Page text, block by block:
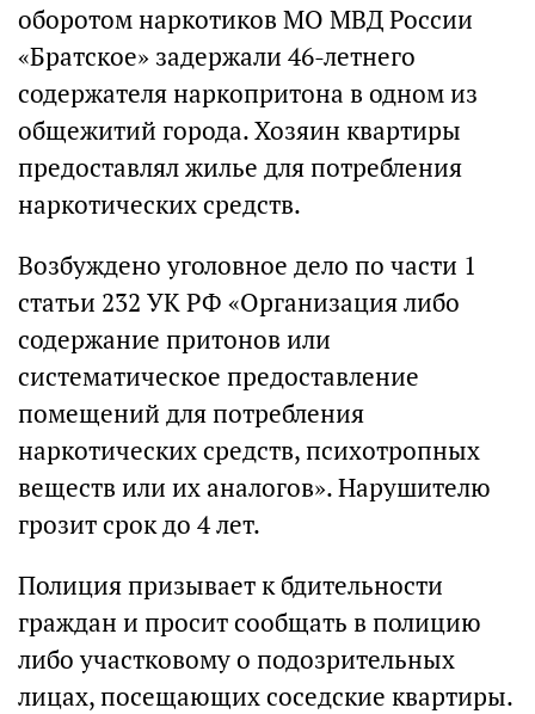
оборотом наркотиков МО МВД России
«Братское» задержали 46-летнего
содержателя наркопритона в одном из
общежитий города. Хозяин квартиры
предоставлял жилье для потребления
наркотических средств.
Возбуждено уголовное дело по части 1
статьи 232 УК РФ «Организация либо
содержание притонов или
систематическое предоставление
помещений для потребления
наркотических средств, психотропных
веществ или их аналогов». Нарушителю
грозит срок до 4 лет.
Полиция призывает к бдительности
граждан и просит сообщать в полицию
либо участковому о подозрительных
лицах, посещающих соседские квартиры.